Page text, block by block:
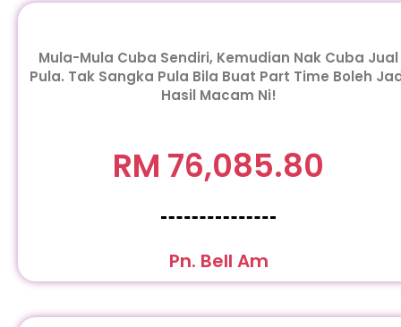
Mula-Mula Cuba Sendiri, Kemudian Nak Cuba Jual
Pula. Tak Sangka Pula Bila Buat Part Time Boleh
Hasil Macam Ni!
RM 76,085.80
Pn. Bell Am